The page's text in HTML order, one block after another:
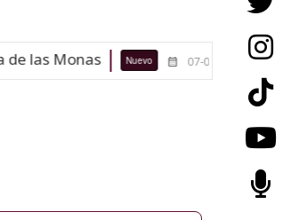
las Monas Nuevo 07-08-26